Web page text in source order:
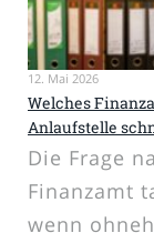
12. Mai 2026
Welches
Anlaufstelle
Die Frage
Finanzamt
wenn